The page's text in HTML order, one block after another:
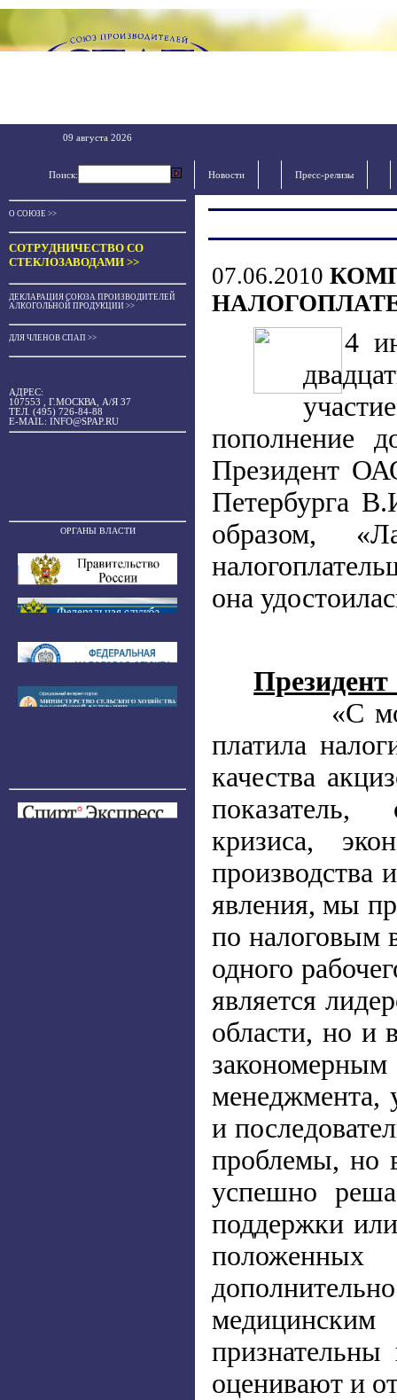
09 августа 2026
Поиск: Новости Пресс-релизы
О СОЮЗЕ >>
СОТРУДНИЧЕСТВО СО
СТЕКЛОЗАВОДАМИ >>
ДЕКЛАРАЦИЯ СОЮЗА ПРОИЗВОДИТЕЛЕЙ
АЛКОГОЛЬНОЙ ПРОДУКЦИИ >>
ДЛЯ ЧЛЕНОВ СПАП >>
АДРЕС:
107553 , Г.МОСКВА, А/Я 37
ТЕЛ. (495) 726-84-88
E-MAIL: INFO@SPAP.RU
ОРГАНЫ ВЛАСТИ
07.06.2010
4
пополнение
Президент
Петербурга
образом,
она
«С
платила
качества
кризиса,
производства
явления, мы
по налоговым
одного
является
области, но и
менеджмента,
и
проблемы, но
успешно
поддержки
положенных
оценивают и